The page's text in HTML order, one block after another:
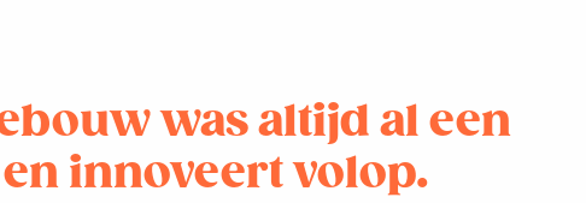
was altijd al een
innoveert volop.